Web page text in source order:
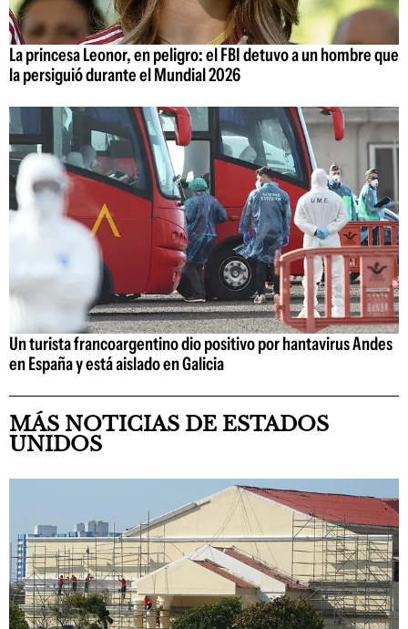
La princesa Leonor, en peligro: el FBI detuvo a un hombre que
la persiguió durante el Mundial 2026
Un turista francoargentino dio positivo por hantavirus Andes
en España y está aislado en Galicia
MÁS NOTICIAS DE ESTADOS
UNIDOS